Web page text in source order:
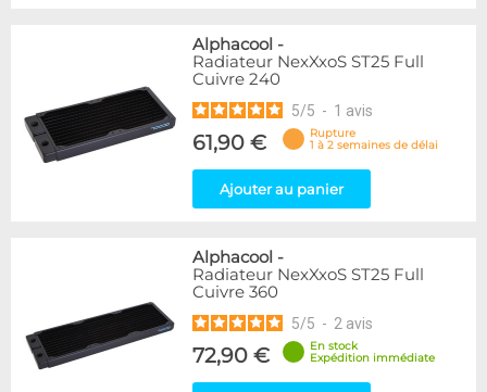
Alphacool -
Radiateur NexXxoS ST25 Full
Cuivre 240
5/5 - 1 avis
61,90 €
Rupture
1 à 2 semaines de délai
Ajouter au panier
Alphacool -
Radiateur NexXxoS ST25 Full
Cuivre 360
5/5 - 2 avis
72,90 €
En stock
Expédition immédiate